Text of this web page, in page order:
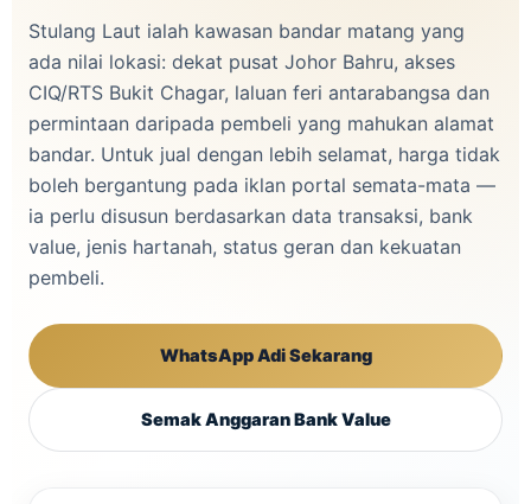
Stulang Laut ialah kawasan bandar matang yang
ada nilai lokasi: dekat pusat Johor Bahru, akses
CIQ/RTS Bukit Chagar, laluan feri antarabangsa dan
permintaan daripada pembeli yang mahukan alamat
bandar. Untuk jual dengan lebih selamat, harga tidak
boleh bergantung pada iklan portal semata-mata —
ia perlu disusun berdasarkan data transaksi, bank
value, jenis hartanah, status geran dan kekuatan
pembeli.
WhatsApp Adi Sekarang
Semak Anggaran Bank Value